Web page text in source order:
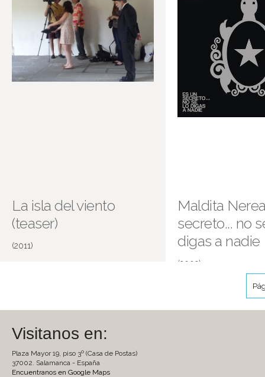
La isla del viento
(teaser)
(2011)
Maldita
secreto... no
digas a nadie
(2009)
Visitanos en:
Plaza Mayor 19, piso 3º (Casa de Postas)
37002. Salamanca - España
Encuentranos en Google Maps